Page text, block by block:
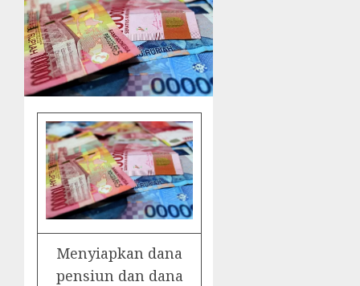
Menyiapkan dana
pensiun dan dana